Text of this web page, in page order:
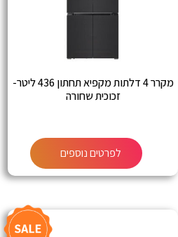
מקרר 4 דלתות מקפיא תחתון 436 ליטר-
זכוכית שחורה
לפרטים נוספים